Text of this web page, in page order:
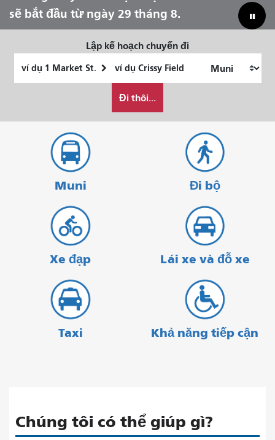
tháng 8.
sẽ bắt đầu từ ngày 29 tháng 8.
mùa hè!
cứu Muni
Lập kế hoạch chuyến đi
muốn
đi
Đi thôi...
Muni Đi bộ
Xe đạp Lái xe và đỗ xe
Taxi Khả năng tiếp cận
Chúng tôi có thể giúp gì?